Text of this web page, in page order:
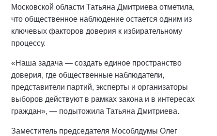
Московской области Татьяна Дмитриева отметила,
что общественное наблюдение остается одним из
ключевых факторов доверия к избирательному
процессу.
«Наша задача — создать единое пространство
доверия, где общественные наблюдатели,
представители партий, эксперты и организаторы
выборов действуют в рамках закона и в интересах
граждан», — подытожила Татьяна Дмитриева.
Заместитель председателя Мособлдумы Олег